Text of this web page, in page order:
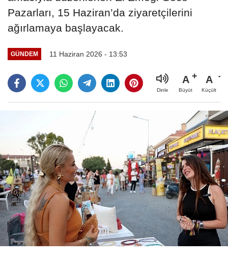
Pazarları, 15 Haziran’da ziyaretçilerini
ağırlamaya başlayacak.
GÜNDEM 11 Haziran 2026 - 13:53
Dinle
A
Büyüt
A
Küçült